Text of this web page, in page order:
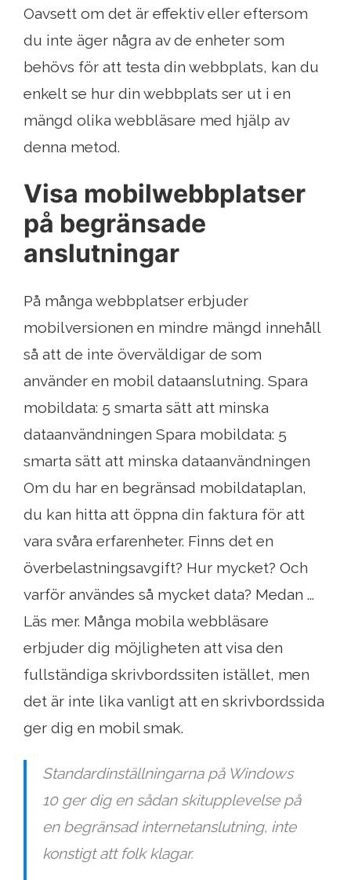
Oavsett om det är effektiv eller eftersom
du inte äger några av de enheter som
behövs för att testa din webbplats, kan du
enkelt se hur din webbplats ser ut i en
mängd olika webbläsare med hjälp av
denna metod.
Visa mobilwebbplatser
på begränsade
anslutningar
På många webbplatser erbjuder
mobilversionen en mindre mängd innehåll
så att de inte överväldigar de som
använder en mobil dataanslutning. Spara
mobildata: 5 smarta sätt att minska
dataanvändningen Spara mobildata: 5
smarta sätt att minska dataanvändningen
Om du har en begränsad mobildataplan,
du kan hitta att öppna din faktura för att
vara svåra erfarenheter. Finns det en
överbelastningsavgift? Hur mycket? Och
varför användes så mycket data? Medan ...
Läs mer. Många mobila webbläsare
erbjuder dig möjligheten att visa den
fullständiga skrivbordssiten istället, men
det är inte lika vanligt att en skrivbordssida
ger dig en mobil smak.
Standardinställningarna på Windows
10 ger dig en sådan skitupplevelse på
en begränsad internetanslutning, inte
konstigt att folk klagar.